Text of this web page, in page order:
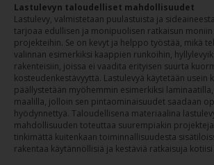
Lastulevyn taloudelliset mahdollisuudet
Lastulevy, valmistetaan puulastuista ja
tarjoaa edullisen ja monipuolisen ratkaisun
projekteihin. Se on kevyt ja helppo työstää, mikä
valinnan esimerkiksi kaappien runkoihin,
rakenteisiin, joissa ei vaadita erityisen suurta
kosteudenkestävyyttä. Lastulevyä käytetään usein
päällystetään myöhemmin esimerkiksi
maalilla, jolloin sen pintaominaisuudet saadaan
hyödynnettyä. Taloudellisena materiaalina
mahdollisuuden toteuttaa suurempiakin
tinkimättä kuitenkaan toiminnallisuudesta
rakentaa käytännöllisiä ja kestäviä ratkaisuja